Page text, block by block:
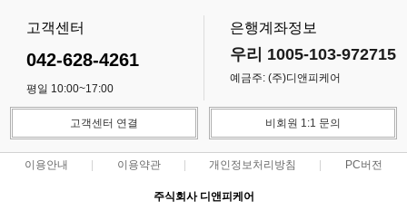
고객센터
042-628-4261
평일 10:00~17:00
은행계좌정보
우리 1005-103-972715
예금주: (주)디앤피케어
고객센터 연결 비회원 1:1 문의
이용안내 이용약관 개인정보처리방침 PC버전
주식회사 디앤피케어